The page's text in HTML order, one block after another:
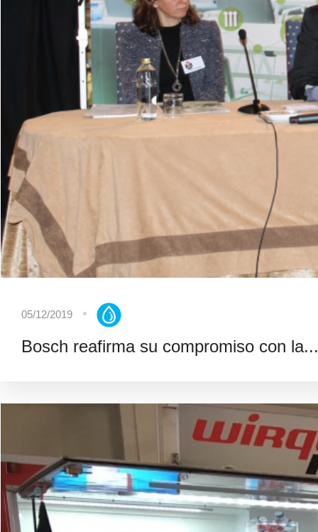
05/12/2019
Bosch reafirma su compromiso con la...